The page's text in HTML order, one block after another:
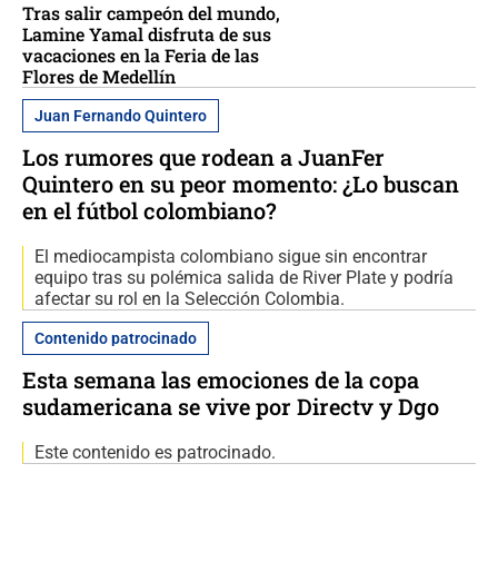
Tras salir campeón del mundo,
Lamine Yamal disfruta de sus
vacaciones en la Feria de las
Flores de Medellín
Juan Fernando Quintero
Los rumores que rodean a JuanFer
Quintero en su peor momento: ¿Lo buscan
en el fútbol colombiano?
El mediocampista colombiano sigue sin encontrar
equipo tras su polémica salida de River Plate y podría
afectar su rol en la Selección Colombia.
Contenido patrocinado
Esta semana las emociones de la copa
sudamericana se vive por Directv y Dgo
Este contenido es patrocinado.